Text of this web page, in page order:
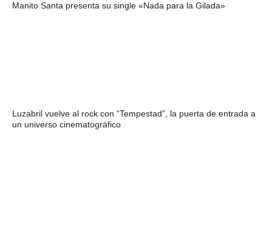
Manito Santa presenta su single «Nada para la Gilada»
Luzabril vuelve al rock con “Tempestad”, la puerta de entrada a
un universo cinematográfico